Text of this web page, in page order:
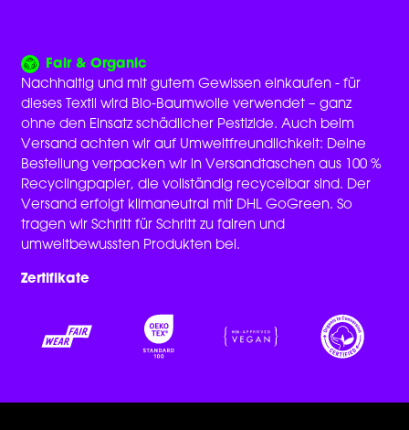
Fair & Organic
Nachhaltig und mit gutem Gewissen einkaufen - für
dieses Textil wird Bio-Baumwolle verwendet – ganz
ohne den Einsatz schädlicher Pestizide. Auch beim
Versand achten wir auf Umweltfreundlichkeit: Deine
Bestellung verpacken wir in Versandtaschen aus 100 %
Recyclingpapier, die vollständig recycelbar sind. Der
Versand erfolgt klimaneutral mit DHL GoGreen. So
tragen wir Schritt für Schritt zu fairen und
umweltbewussten Produkten bei.
Zertifikate